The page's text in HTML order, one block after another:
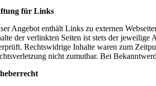
für Links
Angebot enthält Links zu externen
der verlinkten Seiten ist stets der
Rechtswidrige Inhalte waren zum
nicht zumutbar. Bei